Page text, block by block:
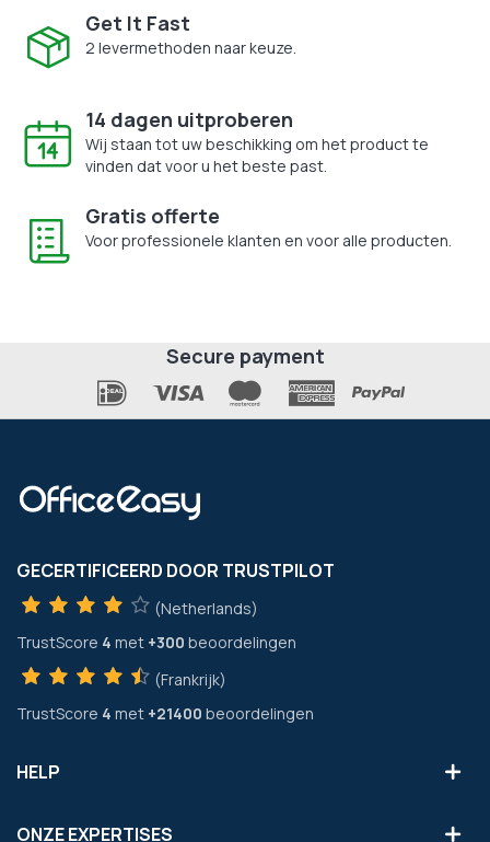
Get It Fast
2 levermethoden naar keuze.
14 dagen uitproberen
Wij staan tot uw beschikking om het product te
vinden dat voor u het beste past.
Gratis offerte
Voor professionele klanten en voor alle producten.
Secure payment
GECERTIFICEERD DOOR TRUSTPILOT
(Netherlands)
TrustScore 4 met +300 beoordelingen
(Frankrijk)
TrustScore 4 met +21400 beoordelingen
HELP
ONZE EXPERTISES